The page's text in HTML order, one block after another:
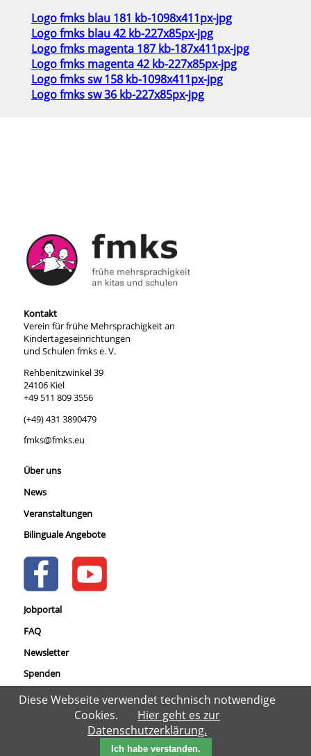
Logo fmks blau 181 kb-1098x411px-jpg
Logo fmks blau 42 kb-227x85px-jpg
Logo fmks magenta 187 kb-187x411px-jpg
Logo fmks magenta 42 kb-227x85px-jpg
Logo fmks sw 158 kb-1098x411px-jpg
Logo fmks sw 36 kb-227x85px-jpg
Kontakt
Verein für frühe Mehrsprachigkeit an
Kindertageseinrichtungen
und Schulen fmks e. V.
Rehbenitzwinkel 39
24106 Kiel
+49 511 809 3556
(+49) 431 3890479
fmks@fmks.eu
Über uns
News
Veranstaltungen
Bilinguale Angebote
Jobportal
FAQ
Newsletter
Spenden
Datenschutz
Diese Webseite verwendet technisch notwendige
Cookies.
Hier geht es zur
Datenschutzerklärung.
Ich habe verstanden.